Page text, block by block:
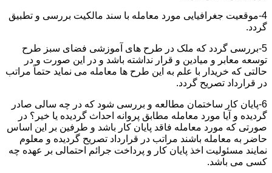
4-موقعیت جغرافیایی مورد معامله با سند مالکیت بررسی و تطبیق
گردد.
5-بررسی گردد که ملک در طرح های آموزشی فضای سبز طرح
توسعه معابر و میادین و قرار نداشته باشد و در این صورت و در
حالتی که خریدار با علم به این طرح ها معامله می نماید حتماً مراتب
در قرارداد تصریح گردد.
6-پایان کار ساختمان مطالعه و بررسی شود که در چه سالی صادر
گردیده و آیا مورد معامله مطابق پروانه احداث گردیده یا خیر؟ در
صورتی که مورد معامله فاقد پایان کار باشد و طرفین بر این اساس
حاضر به معامله باشند مراتب در قرارداد تصریح گردیده و معلوم
نمایند مسئولیت اخذ پایان کار و پرداخت جرائم احتمالی بر عهده چه
کسی می باشد.